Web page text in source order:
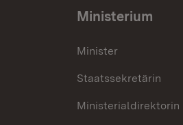
Ministerium
Minister
Staatssekretärin
Ministerialdirektorin